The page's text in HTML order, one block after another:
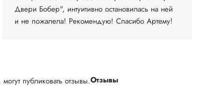
Двери Бобер", интуитивно остановилась на ней
и не пожалела! Рекомендую! Спасибо Артему!
Отзывы
публиковать отзывы.